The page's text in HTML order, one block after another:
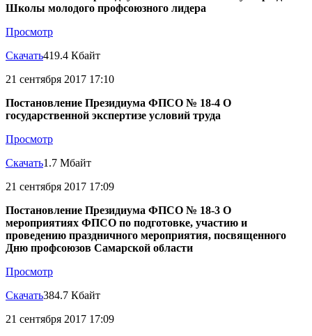
Школы молодого профсоюзного лидера
Просмотр
Скачать419.4 Кбайт
21 сентября 2017 17:10
Постановление Президиума ФПСО № 18-4 О
государственной экспертизе условий труда
Просмотр
Скачать1.7 Мбайт
21 сентября 2017 17:09
Постановление Президиума ФПСО № 18-3 О
мероприятиях ФПСО по подготовке, участию и
проведению праздничного мероприятия, посвященного
Дню профсоюзов Самарской области
Просмотр
Скачать384.7 Кбайт
21 сентября 2017 17:09